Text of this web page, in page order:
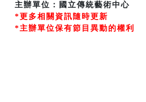
主辦單位：國立傳統藝術中心
*更多相關資訊隨時更新
*主辦單位保有節目異動的權利